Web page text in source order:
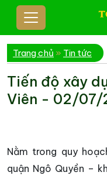
Trang chủ » Tin tức
Tiến độ xây
Viên - 02/07/
Nằm trong quy
quận Ngô Quyền –